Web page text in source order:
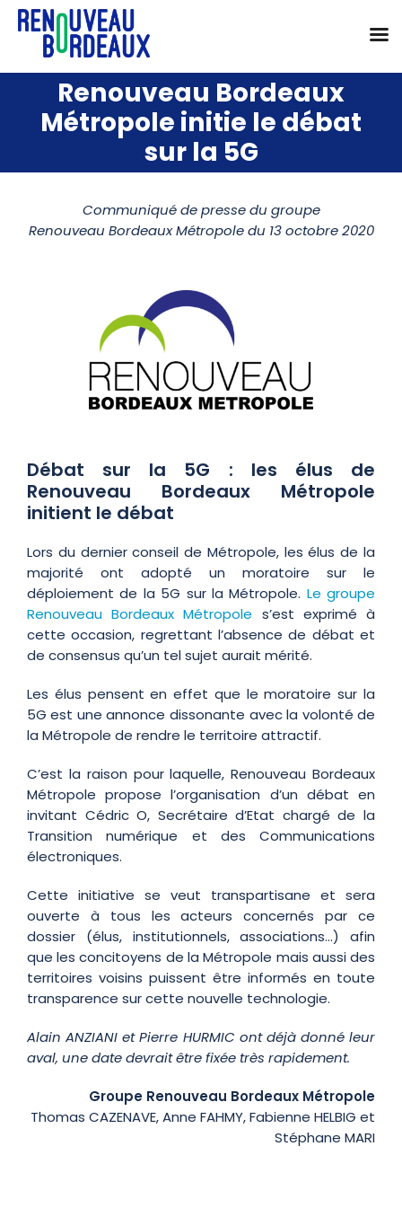
contenu
Renouveau Bordeaux
Métropole initie le débat
sur la 5G
Communiqué de presse du groupe
Renouveau Bordeaux Métropole du 13 octobre 2020
Débat sur la 5G : les élus de
Renouveau Bordeaux Métropole
initient le débat
Lors du dernier conseil de Métropole, les élus de la
majorité ont adopté un moratoire sur le
déploiement de la 5G sur la Métropole. Le groupe
Renouveau Bordeaux Métropole s’est exprimé à
cette occasion, regrettant l’absence de débat et
de consensus qu’un tel sujet aurait mérité.
Les élus pensent en effet que le moratoire sur la
5G est une annonce dissonante avec la volonté de
la Métropole de rendre le territoire attractif.
C’est la raison pour laquelle, Renouveau Bordeaux
Métropole propose l’organisation d’un débat en
invitant Cédric O, Secrétaire d’Etat chargé de la
Transition numérique et des Communications
électroniques.
Cette initiative se veut transpartisane et sera
ouverte à tous les acteurs concernés par ce
dossier (élus, institutionnels, associations…) afin
que les concitoyens de la Métropole mais aussi des
territoires voisins puissent être informés en toute
transparence sur cette nouvelle technologie.
Alain ANZIANI et Pierre HURMIC ont déjà donné leur
aval, une date devrait être fixée très rapidement.
Groupe Renouveau Bordeaux Métropole
Thomas CAZENAVE, Anne FAHMY, Fabienne HELBIG et
Stéphane MARI